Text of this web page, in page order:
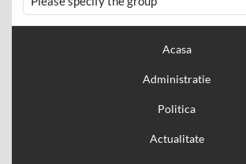
Acasa
Administratie
Politica
Actualitate